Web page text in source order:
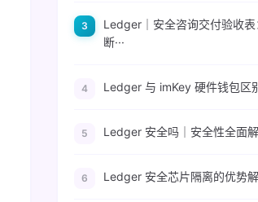
Ledger｜安全咨询交付验收表
断···
Ledger 与 imKey 硬件钱包区
Ledger 安全吗｜安全性全面
Ledger 安全芯片隔离的优势